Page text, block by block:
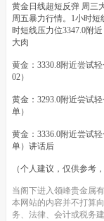
黄金日线超短反弹 周三
周五暴力行情。1小时短
时短线压力位3347.0附
大肉
黄金：3330.8附近尝试轻
02）
黄金：3293.0附近尝试
单）
黄金：3336.0附近尝试
单）讲话后
（个人建议，仅供参考
当阁下进入领峰贵金属
本网站的内容并不打算
务、法律、会计或税务